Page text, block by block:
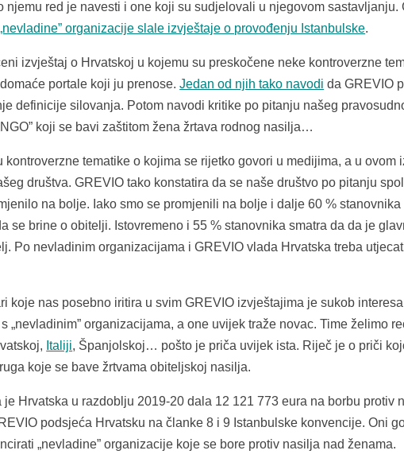
njemu red je navesti i one koji su sudjelovali u njegovom sastavljanju.
organizacije slale izvještaje o provođenju Istanbulske.
izvještaj o Hrvatskoj u kojemu su preskočene neke kontroverzne
portale koji ju prenose.Jedan od njih tako navodi da GREVIO
definicije silovanja. Potom navodi kritike po pitanju našeg
koji se bavi zaštitom žena žrtava rodnog nasilja…
kontroverzne tematike o kojima se rijetko govori u medijima, a u ovom
društva. GREVIO tako konstatira da se naše društvo po pitanju
na bolje. Iako smo se promjenili na bolje i dalje 60 % stanovnika
se brine o obitelji. Istovremeno i 55 % stanovnika smatra da da je
Po nevladinim organizacijama i GREVIO vlada Hrvatska treba
koje nas posebno iritira u svim GREVIO izvještajima je sukob
„nevladinim” organizacijama, a one uvijek traže novac. Time želimo
Italiji, Španjolskoj… pošto je priča uvijek ista. Riječ je o priči
koje se bave žrtvama obiteljskoj nasilja.
Hrvatska u razdoblju 2019-20 dala 12 121 773 eura na borbu protiv
podsjeća Hrvatsku na članke 8 i 9 Istanbulske konvencije. Oni
„nevladine” organizacije koje se bore protiv nasilja nad ženama.